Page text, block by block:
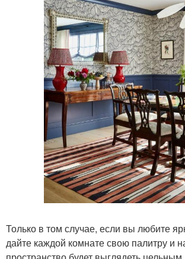
Только в том случае, если вы любите
дайте каждой комнате свою палитру и